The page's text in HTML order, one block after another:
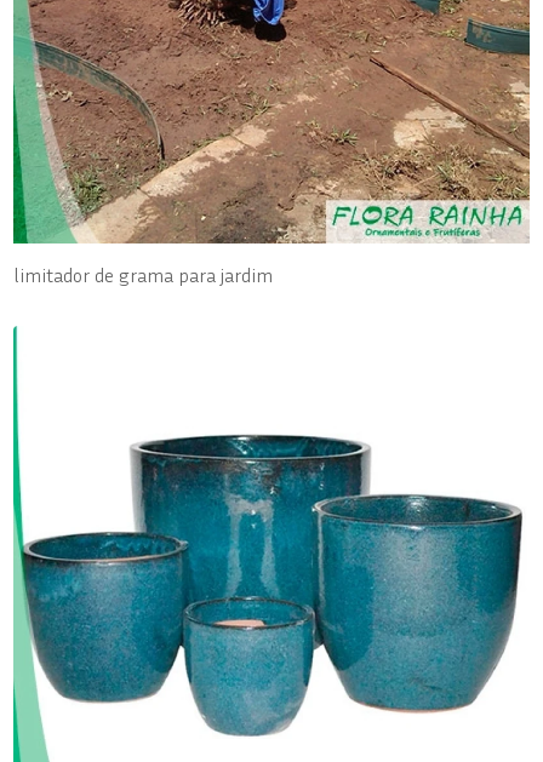
limitador de grama para jardim